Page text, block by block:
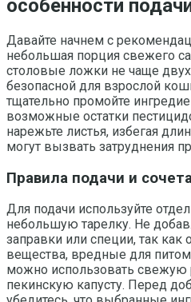
особенности
Давайте начнем с
небольшая порция свежего
столовые ложки не чаще
безопасной для взрослой
тщательно промойте
возможные остатки
нарежьте листья, избегая
могут вызвать затруднения
Правила подачи и
Для подачи используйте
небольшую тарелку. Не
заправки или специи, так как
вещества, вредные для
можно использовать свежую
пекинскую капусту. Перед